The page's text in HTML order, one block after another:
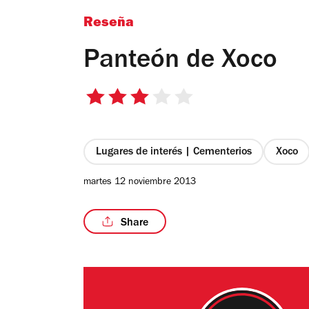
Reseña
Panteón de Xoco
3
estrellas
Lugares de interés | Cementerios Xoco
martes 12 noviembre 2013
Share